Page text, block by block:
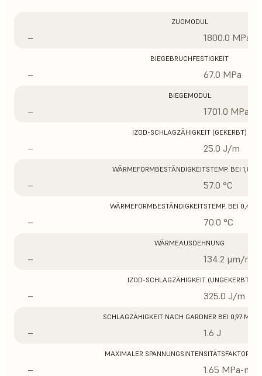
ZUGMODUL
– 1800.0 MPa
BIEGEBRUCHFESTIGKEIT
– 67.0 MPa
BIEGEMODUL
– 1701.0 MPa
IZOD-SCHLAGZÄHIGKEIT (GEKERBT)
– 25.0 J/m
WÄRMEFORMBESTÄNDIGKEITSTEMP. BEI 1,8
– 57.0 °C
WÄRMEFORMBESTÄNDIGKEITSTEMP. BEI 0,45
– 70.0 °C
WÄRMEAUSDEHNUNG
– 134.2 μm/m/
IZOD-SCHLAGZÄHIGKEIT (UNGEKERBT)
– 325.0 J/m
SCHLAGZÄHIGKEIT NACH GARDNER BEI 0,97 MM
– 1.6 J
MAXIMALER SPANNUNGSINTENSITÄTSFAKTOR
– 1.65 MPa-m1/